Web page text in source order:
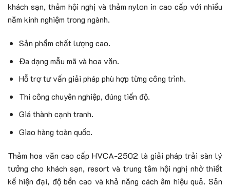
khách sạn, thảm hội nghị và thảm nylon in cao cấp với nhiều
năm kinh nghiệm trong ngành.
Sản phẩm chất lượng cao.
Đa dạng mẫu mã và hoa văn.
Hỗ trợ tư vấn giải pháp phù hợp từng công trình.
Thi công chuyên nghiệp, đúng tiến độ.
Giá thành cạnh tranh.
Giao hàng toàn quốc.
Thảm hoa văn cao cấp HVCA-2502 là giải pháp trải sàn lý
tưởng cho khách sạn, resort và trung tâm hội nghị nhờ thiết
kế hiện đại, độ bền cao và khả năng cách âm hiệu quả. Sản